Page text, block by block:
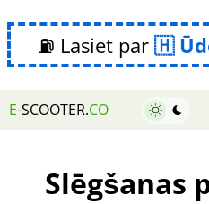
⛽ Lasiet par
E-SCOOTER.CO
Slēgšanas